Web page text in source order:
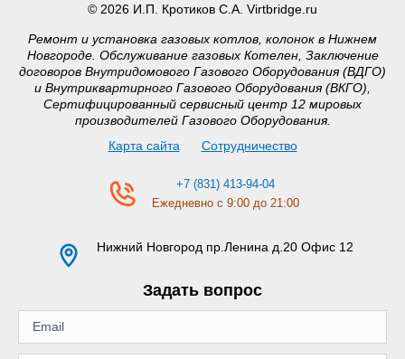
© 2026 И.П. Кротиков С.А. Virtbridge.ru
Ремонт и установка газовых котлов, колонок в Нижнем
Новгороде. Обслуживание газовых Котелен, Заключение
договоров Внутридомового Газового Оборудования (ВДГО)
и Внутриквартирного Газового Оборудования (ВКГО),
Сертифицированный сервисный центр 12 мировых
производителей Газового Оборудования.
Карта сайта
Сотрудничество
+7 (831) 413-94-04
Ежедневно с 9:00 до 21:00
Нижний Новгород пр.Ленина д.20 Офис 12
Задать вопрос